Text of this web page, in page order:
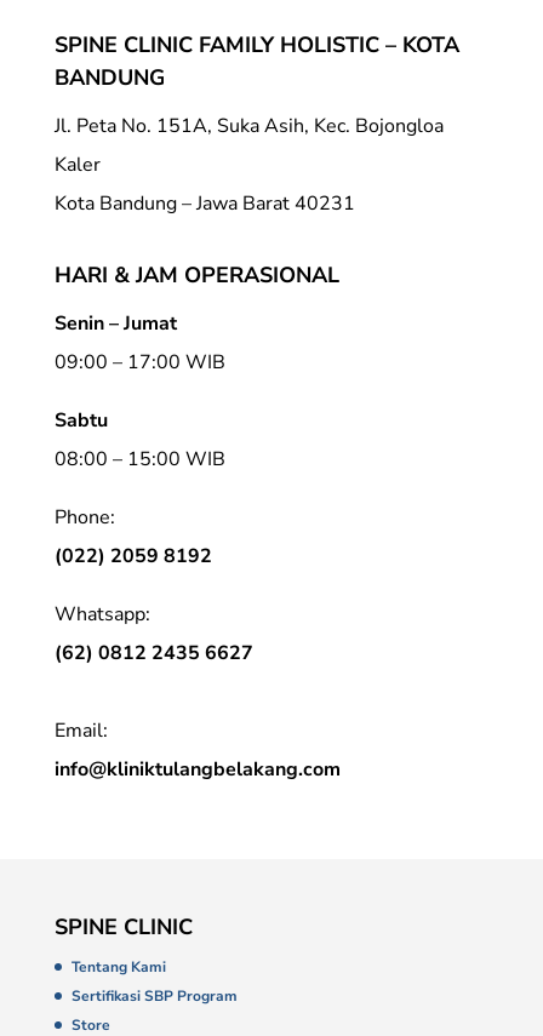
SPINE CLINIC FAMILY HOLISTIC – KOTA
BANDUNG
Jl. Peta No. 151A, Suka Asih, Kec. Bojongloa
Kaler
Kota Bandung – Jawa Barat 40231
HARI & JAM OPERASIONAL
Senin – Jumat
09:00 – 17:00 WIB
Sabtu
08:00 – 15:00 WIB
Phone:
(022) 2059 8192
Whatsapp:
(62) 0812 2435 6627
Email:
info@kliniktulangbelakang.com
SPINE CLINIC
Tentang Kami
Sertifikasi SBP Program
Store